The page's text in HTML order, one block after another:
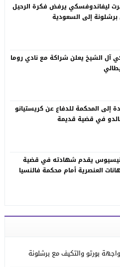
ليفاندوفسكي يرفض فكرة الرحيل
إلى السعودية
آل الشيخ يعلن شراكة مع نادي روما
إلى المحكمة للدفاع عن كريستيانو
في قضية قديمة
يقدم شهادته في قضية
العنصرية أمام محكمة فالنسيا
بورتو والتكيف مع برشلونة